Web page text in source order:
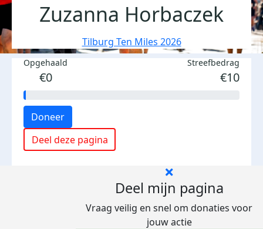
Zuzanna Horbaczek
Tilburg Ten Miles 2026
Opgehaald
€0
Streefbedrag
€10
Doneer
Deel deze pagina
Deel mijn pagina
Vraag veilig en snel om donaties voor
jouw actie